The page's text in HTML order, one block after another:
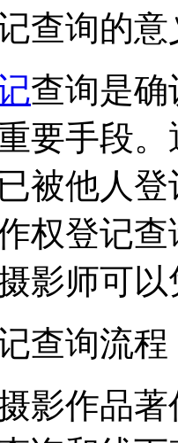
查询的意
查询是
要手段
被他人
权登记
影师可
查询流程
影作品